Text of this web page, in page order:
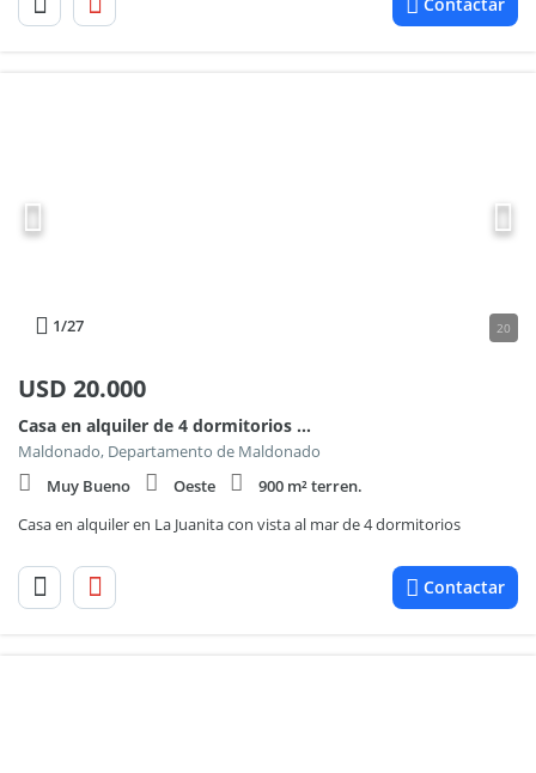
1/27 20
USD 20.000
Casa en alquiler de 4 dormitorios en La Juanita 100
Maldonado, Departamento de Maldonado
Muy Bueno
Oeste
900 m² terren.
Casa en alquiler en La Juanita con vista al mar de 4 dormitorios
Contactar